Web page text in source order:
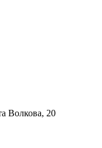
Волкова, 20